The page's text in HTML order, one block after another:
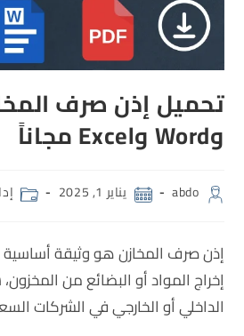
وWord وExcel مجاناً
abdo يناير 1, 2025
إذن صرف المخازن هو وثيقة
إخراج المواد أو البضائع من
الداخلي أو الخارجي في الشركات